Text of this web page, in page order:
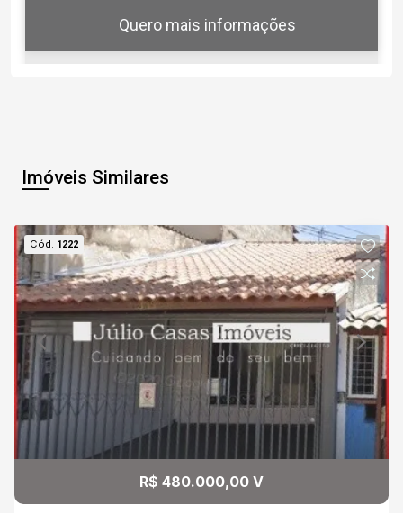
Quero mais informações
07
Aug/Fri
08
Aug/Sat
09
Aug/Sun
10
17:00
17:30
18:00
18:30
Continuar
Imóveis Similares
Cód. 1222
R$ 480.000,00 V